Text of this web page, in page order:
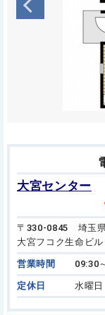
大宮センター
〒330-0845 埼玉県
大宮フコク生命ビ
営業時間 09:30～
定休日 水曜日